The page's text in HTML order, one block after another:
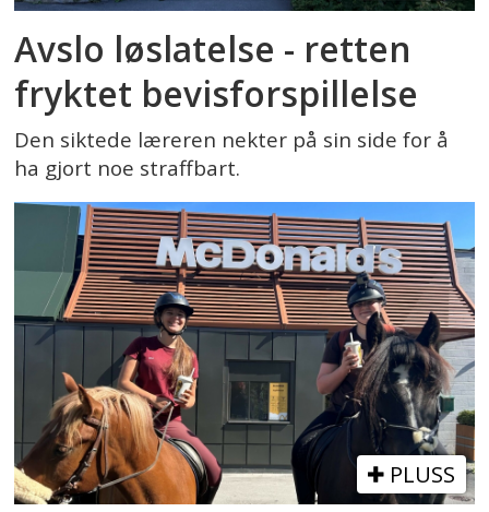
Avslo løslatelse - retten
fryktet bevisforspillelse
Den siktede læreren nekter på sin side for å
ha gjort noe straffbart.
PLUSS